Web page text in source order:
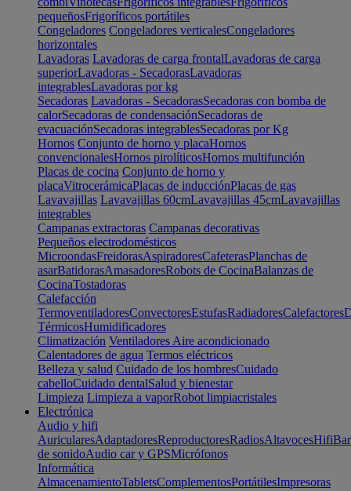
pequeñosFrigoríficos portátiles
Congeladores Congeladores verticalesCongeladores
horizontales
Lavadoras Lavadoras de carga frontalLavadoras de carga
superiorLavadoras - SecadorasLavadoras
integrablesLavadoras por kg
Secadoras Lavadoras - SecadorasSecadoras con bomba de
calorSecadoras de condensaciónSecadoras de
evacuaciónSecadoras integrablesSecadoras por Kg
Hornos Conjunto de horno y placaHornos
convencionalesHornos pirolíticosHornos multifunción
Placas de cocina Conjunto de horno y
placaVitrocerámicaPlacas de inducciónPlacas de gas
Lavavajillas Lavavajillas 60cmLavavajillas 45cmLavavajillas
integrables
Campanas extractoras Campanas decorativas
Pequeños electrodomésticos
MicroondasFreidorasAspiradoresCafeterasPlanchas de
asarBatidorasAmasadoresRobots de CocinaBalanzas de
CocinaTostadoras
Calefacción
TermoventiladoresConvectoresEstufasRadiadoresCalefactores
TérmicosHumidificadores
Climatización Ventiladores Aire acondicionado
Calentadores de agua Termos eléctricos
Belleza y salud Cuidado de los hombresCuidado
cabelloCuidado dentalSalud y bienestar
Limpieza Limpieza a vaporRobot limpiacristales
Electrónica
Audio y hifi
AuricularesAdaptadoresReproductoresRadiosAltavocesHifi
de sonidoAudio car y GPSMicrófonos
Informática
AlmacenamientoTabletsComplementosPortátilesImpresoras